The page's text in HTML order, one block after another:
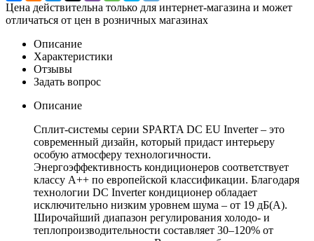
Цена действительна только для интернет-магазина и может
отличаться от цен в розничных магазинах
Описание
Характеристики
Отзывы
Задать вопрос
Описание
Сплит-системы серии SPARTA DC EU Inverter – это
современный дизайн, который придаст интерьеру
особую атмосферу технологичности.
Энергоэффективность кондиционеров соответствует
классу А++ по европейской классификации. Благодаря
технологии DC Inverter кондиционер обладает
исключительно низким уровнем шума – от 19 дБ(А).
Широчайший диапазон регулирования холодо- и
теплопроизводительности составляет 30–120% от